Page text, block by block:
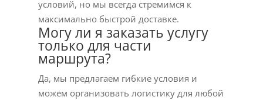
условий, но мы всегда стремимся к
максимально быстрой доставке.
Могу ли я заказать услугу
только для части
маршрута?
Да, мы предлагаем гибкие условия и
можем организовать логистику для любой